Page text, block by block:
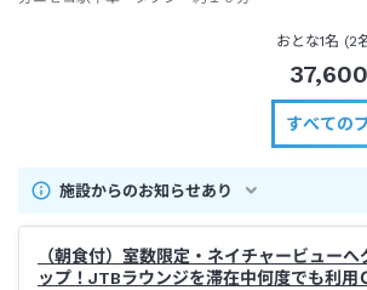
おとな1名 (2
37,600
すべての
施設からのお知らせあり
（朝食付）室数限定・ネイチャービューへ
ップ！JTBラウンジを滞在中何度でも利用